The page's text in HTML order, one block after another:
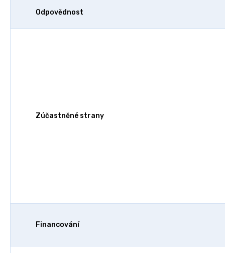
Odpovědnost
Zúčastněné strany
Financování